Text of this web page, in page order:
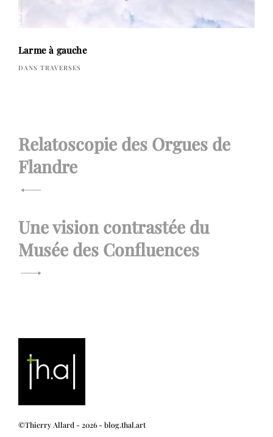
Larme à gauche
DANS TRAVERSES
Navigation
de
l’article
Relatoscopie des Orgues de
Flandre
Une vision contrastée du
Musée des Confluences
©Thierry Allard - 2026 - blog.thal.art